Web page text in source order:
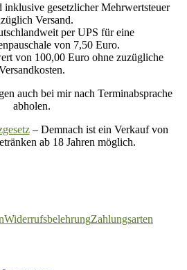
inklusive gesetzlicher Mehrwertsteuer
Versand.
per UPS für eine
von 7,50 Euro.
von 100,00 Euro ohne zuzügliche
auch bei mir nach Terminabsprache
abholen.
– Demnach ist ein Verkauf von
ab 18 Jahren möglich.
WiderrufsbelehrungZahlungsarten